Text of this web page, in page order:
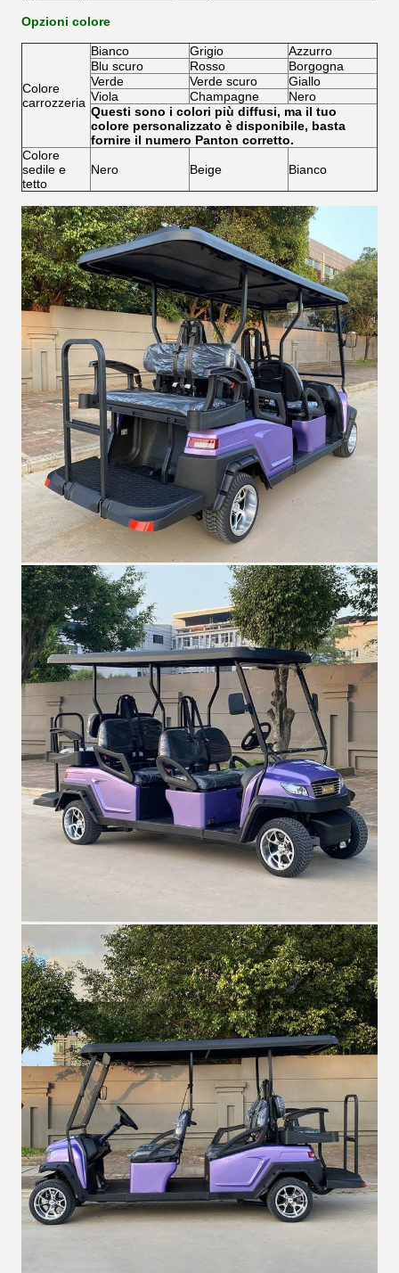
Opzioni colore
Colore
carrozzeria
Bianco Grigio
Azzurro
Blu scuro
Rosso
Borgogna
Verde
Verde scuro
Giallo
Viola
Champagne
Nero
Questi sono i colori più diffusi, ma il tuo
colore personalizzato è disponibile, basta
fornire il numero Panton corretto.
Colore
sedile e
tetto
Nero Beige Bianco